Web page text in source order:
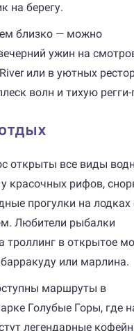
на берегу.
близко — можно
ужин на
или в уютных
волн и тихую регги-
открыты все виды
красочных рифов,
прогулки на лодках
Любители рыбалки
троллинг в открытое
или марлина.
маршруты в
Голубые Горы, где
легендарные